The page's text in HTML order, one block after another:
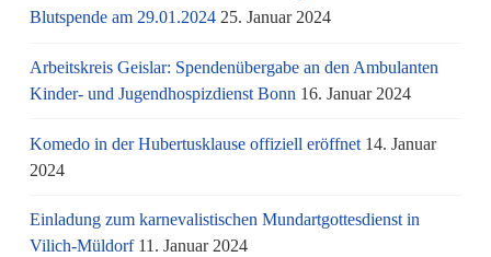
Blutspende am 29.01.2024 25. Januar 2024
Arbeitskreis Geislar: Spendenübergabe an den Ambulanten
Kinder- und Jugendhospizdienst Bonn 16. Januar 2024
Komedo in der Hubertusklause offiziell eröffnet 14. Januar
2024
Einladung zum karnevalistischen Mundartgottesdienst in
Vilich-Müldorf 11. Januar 2024